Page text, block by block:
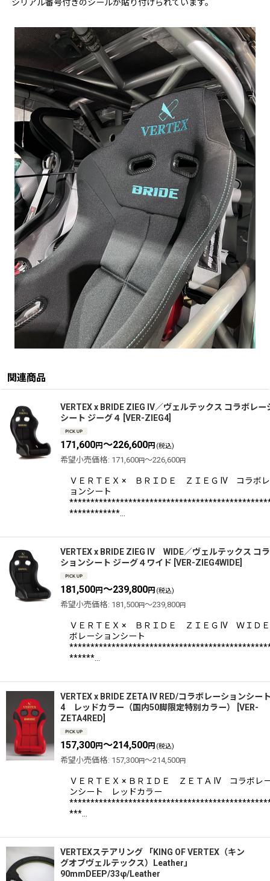
シリアル番号付きのシールが貼り付けられています。
関連商品
VERTEX x BRIDE ZIEG IV／ヴェルテックス コラボレー
シート ジーグ４ VER-ZIEG4
171,600円～226,600円 (税込)
希望小売価格: 171,600円～226,600円
ＶＥＲＴＥＸ × ＢＲＩＤＥ ＺＩＥＧ IV コラボ
ョンシート
************…
VERTEX x BRIDE ZIEG IV WIDE／ヴェルテックス コ
ションシート ジーグ４ワイド VER-ZIEG4WIDE
181,500円～239,800円 (税込)
希望小売価格: 181,500円～239,800円
ＶＥＲＴＥＸ × ＢＲＩＤＥ ＺＩＥＧ IV ＷＩＤＥ
ボレーションシート
******…
VERTEX x BRIDE ZETA IV RED/コラボレーションシー
4 レッドカラー（国内50脚限定特別カラー）
VER-
ZETA4RED
157,300円～214,500円 (税込)
希望小売価格: 157,300円～214,500円
ＶＥＲＴＥＸ × ＢＲＩＤＥ ＺＥＴＡ IV コラボレ
ンシート レッドカラー
***…
VERTEXステアリング 「KING OF VERTEX（キン
グオブヴェルテックス）Leather」
90mmDEEP/33φ/Leather